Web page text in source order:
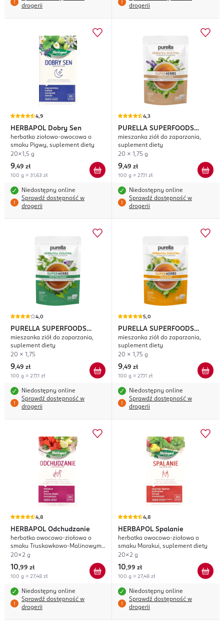
drogerii
drogerii
4,9
HERBAPOL Dobry Sen
herbatka ziołowo-owocowa o
smaku Pigwy, suplement diety
20x1,5 g
9,49 zł
100 g = 31,63 zł
Niedostępny online
Sprawdź dostępność w
drogerii
4,3
PURELLA SUPERFOODS
Super Herbs Uspokojenie
mieszanka ziół do zaparzania,
suplement diety
20 x 1,75 g
9,49 zł
100 g = 27,11 zł
Niedostępny online
Sprawdź dostępność w
drogerii
4,0
PURELLA SUPERFOODS
Super Herbs Oczyszczanie
mieszanka ziół do zaparzania,
suplement diety
20 x 1,75
9,49 zł
100 g = 27,11 zł
Niedostępny online
Sprawdź dostępność w
drogerii
5,0
PURELLA SUPERFOODS
Super Herbs Trawienie
mieszanka ziół do zaparzania,
suplement diety
20 x 1,75 g
9,49 zł
100 g = 27,11 zł
Niedostępny online
Sprawdź dostępność w
drogerii
4,8
HERBAPOL Odchudzanie
herbatka owocowo-ziołowa o
smaku Truskawkowo-Malinowym,
suplement diety
20x2 g
10,99 zł
100 g = 27,48 zł
Niedostępny online
Sprawdź dostępność w
drogerii
4,8
HERBAPOL Spalanie
herbatka owocowo-ziołowa o
smaku Marakui, suplement diety
20x2 g
10,99 zł
100 g = 27,48 zł
Niedostępny online
Sprawdź dostępność w
drogerii